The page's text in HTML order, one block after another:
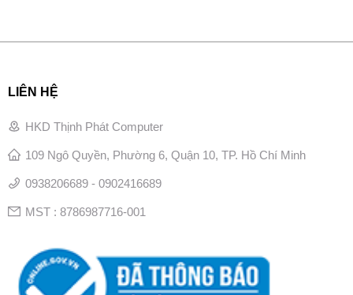
LIÊN HỆ
HKD Thịnh Phát Computer
109 Ngô Quyền, Phường 6, Quận 10, TP. Hồ Chí Minh
0938206689 - 0902416689
MST : 8786987716-001